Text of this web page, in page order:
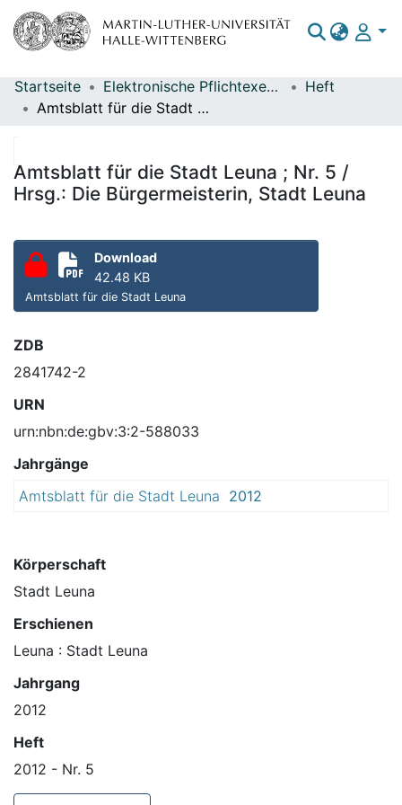
Bereiche & Sammlungen
Statistiken
Startseite Elektronische Pflichtexemplare
Heft
Amtsblatt für die Stadt Leuna ; Nr. 5 / Hrsg.: Die Bürgermeisterin, Stadt Leuna
Amtsblatt für die Stadt Leuna ; Nr. 5 /
Hrsg.: Die Bürgermeisterin, Stadt Leuna
Download
42.48 KB
Amtsblatt für die Stadt Leuna
ZDB
2841742-2
URN
urn:nbn:de:gbv:3:2-588033
Jahrgänge
Amtsblatt für die Stadt Leuna 2012
Körperschaft
Stadt Leuna
Erschienen
Leuna : Stadt Leuna
Jahrgang
2012
Heft
2012 - Nr. 5